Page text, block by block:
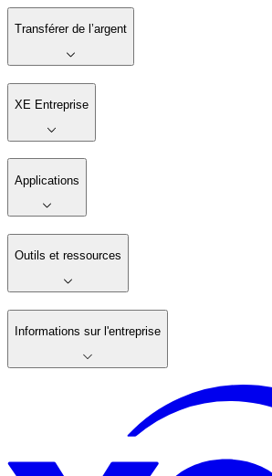
Transférer de l’argent
XE Entreprise
Applications
Outils et ressources
Informations sur l'entreprise